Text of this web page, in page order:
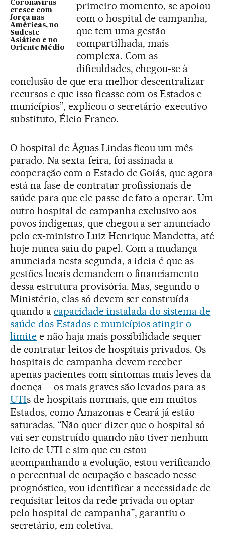
Coronavírus
cresce com
força nas
Américas, no
Sudeste
Asiático e no
Oriente Médio
primeiro momento, se apoiou
com o hospital de campanha,
que tem uma gestão
compartilhada, mais
complexa. Com as
dificuldades, chegou-se à
conclusão de que era melhor descentralizar
recursos e que isso ficasse com os Estados e
municípios”, explicou o secretário-executivo
substituto, Élcio Franco.
O hospital de Águas Lindas ficou um mês
parado. Na sexta-feira, foi assinada a
cooperação com o Estado de Goiás, que agora
está na fase de contratar profissionais de
saúde para que ele passe de fato a operar. Um
outro hospital de campanha exclusivo aos
povos indígenas, que chegou a ser anunciado
pelo ex-ministro Luiz Henrique Mandetta, até
hoje nunca saiu do papel. Com a mudança
anunciada nesta segunda, a ideia é que as
gestões locais demandem o financiamento
dessa estrutura provisória. Mas, segundo o
Ministério, elas só devem ser construída
quando a capacidade instalada do sistema de
saúde dos Estados e municípios atingir o
limitee não haja mais possibilidade sequer
de contratar leitos de hospitais privados. Os
hospitais de campanha devem receber
apenas pacientes com sintomas mais leves da
doença —os mais graves são levados para as
UTIs de hospitais normais, que em muitos
Estados, como Amazonas e Ceará já estão
saturadas. “Não quer dizer que o hospital só
vai ser construído quando não tiver nenhum
leito de UTI e sim que eu estou
acompanhando a evolução, estou verificando
o percentual de ocupação e baseado nesse
prognóstico, vou identificar a necessidade de
requisitar leitos da rede privada ou optar
pelo hospital de campanha”, garantiu o
secretário, em coletiva.